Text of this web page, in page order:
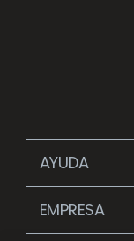
AYUDA
EMPRESA